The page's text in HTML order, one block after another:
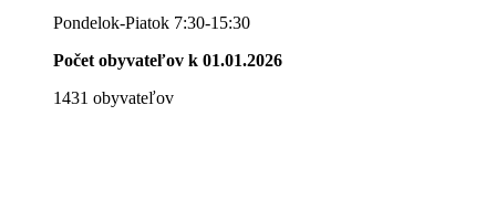
Pondelok-Piatok 7:30-15:30
Počet obyvateľov k 01.01.2026
1431 obyvateľov